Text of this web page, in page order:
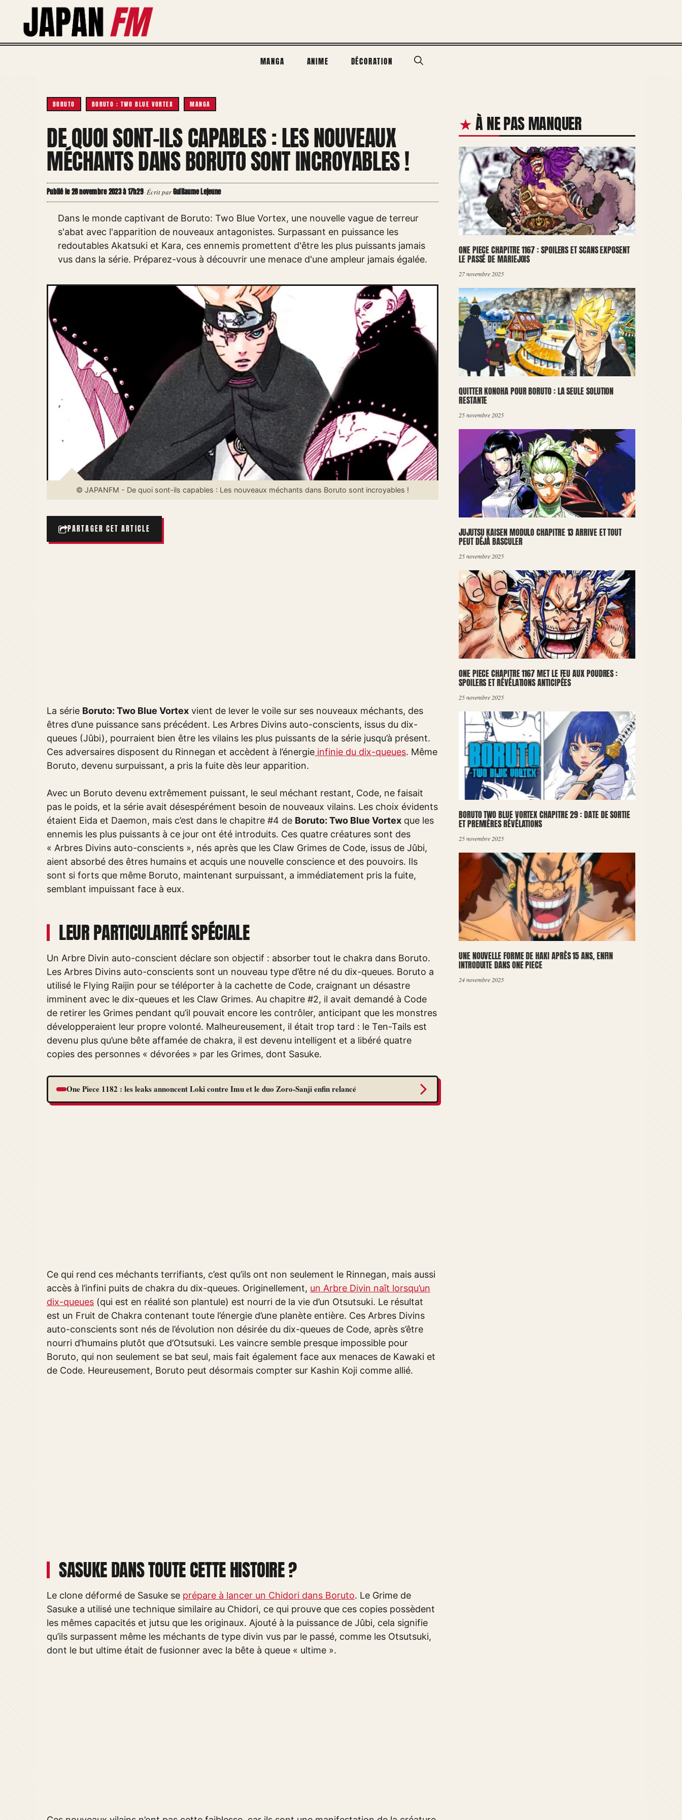
contenu
MANGA ANIME DÉCORATION
BORUTO BORUTO : TWO BLUE VORTEX MANGA
DE QUOI SONT-ILS CAPABLES : LES NOUVEAUX
MÉCHANTS DANS BORUTO SONT INCROYABLES !
Publié le 28 novembre 2023 à 17h29·Écrit parGuillaume Lejeune
Dans le monde captivant de Boruto: Two Blue Vortex, une nouvelle vague de terreur
s'abat avec l'apparition de nouveaux antagonistes. Surpassant en puissance les
redoutables Akatsuki et Kara, ces ennemis promettent d'être les plus puissants jamais
vus dans la série. Préparez-vous à découvrir une menace d'une ampleur jamais égalée.
© JAPANFM - De quoi sont-ils capables : Les nouveaux méchants dans Boruto sont incroyables !
PARTAGER CET ARTICLE
La série Boruto: Two Blue Vortex vient de lever le voile sur ses nouveaux méchants, des
êtres d’une puissance sans précédent. Les Arbres Divins auto-conscients, issus du dix-
queues (Jûbi), pourraient bien être les vilains les plus puissants de la série jusqu’à présent.
Ces adversaires disposent du Rinnegan et accèdent à l’énergie infinie du dix-queues. Même
Boruto, devenu surpuissant, a pris la fuite dès leur apparition.
Avec un Boruto devenu extrêmement puissant, le seul méchant restant, Code, ne faisait
pas le poids, et la série avait désespérément besoin de nouveaux vilains. Les choix évidents
étaient Eida et Daemon, mais c’est dans le chapitre #4 de Boruto: Two Blue Vortex que les
ennemis les plus puissants à ce jour ont été introduits. Ces quatre créatures sont des
« Arbres Divins auto-conscients », nés après que les Claw Grimes de Code, issus de Jûbi,
aient absorbé des êtres humains et acquis une nouvelle conscience et des pouvoirs. Ils
sont si forts que même Boruto, maintenant surpuissant, a immédiatement pris la fuite,
semblant impuissant face à eux.
LEUR PARTICULARITÉ SPÉCIALE
Un Arbre Divin auto-conscient déclare son objectif : absorber tout le chakra dans Boruto.
Les Arbres Divins auto-conscients sont un nouveau type d’être né du dix-queues. Boruto a
utilisé le Flying Raijin pour se téléporter à la cachette de Code, craignant un désastre
imminent avec le dix-queues et les Claw Grimes. Au chapitre #2, il avait demandé à Code
de retirer les Grimes pendant qu’il pouvait encore les contrôler, anticipant que les monstres
développeraient leur propre volonté. Malheureusement, il était trop tard : le Ten-Tails est
devenu plus qu’une bête affamée de chakra, il est devenu intelligent et a libéré quatre
copies des personnes « dévorées » par les Grimes, dont Sasuke.
One Piece 1182 : les leaks annoncent Loki contre Imu et le duo Zoro-Sanji enfin relancé
Ce qui rend ces méchants terrifiants, c’est qu’ils ont non seulement le Rinnegan, mais aussi
accès à l’infini puits de chakra du dix-queues. Originellement, un Arbre Divin naît lorsqu’un
dix-queues (qui est en réalité son plantule) est nourri de la vie d’un Otsutsuki. Le résultat
est un Fruit de Chakra contenant toute l’énergie d’une planète entière. Ces Arbres Divins
auto-conscients sont nés de l’évolution non désirée du dix-queues de Code, après s’être
nourri d’humains plutôt que d’Otsutsuki. Les vaincre semble presque impossible pour
Boruto, qui non seulement se bat seul, mais fait également face aux menaces de Kawaki et
de Code. Heureusement, Boruto peut désormais compter sur Kashin Koji comme allié.
SASUKE DANS TOUTE CETTE HISTOIRE ?
Le clone déformé de Sasuke se prépare à lancer un Chidori dans Boruto. Le Grime de
Sasuke a utilisé une technique similaire au Chidori, ce qui prouve que ces copies possèdent
les mêmes capacités et jutsu que les originaux. Ajouté à la puissance de Jûbi, cela signifie
qu’ils surpassent même les méchants de type divin vus par le passé, comme les Otsutsuki,
dont le but ultime était de fusionner avec la bête à queue « ultime ».
À NE PAS MANQUER
ONE PIECE CHAPITRE 1167 : SPOILERS ET SCANS EXPOSENT
LE PASSÉ DE MARIEJOIS
27 novembre 2025
QUITTER KONOHA POUR BORUTO : LA SEULE SOLUTION
RESTANTE
25 novembre 2025
JUJUTSU KAISEN MODULO CHAPITRE 13 ARRIVE ET TOUT
PEUT DÉJÀ BASCULER
25 novembre 2025
ONE PIECE CHAPITRE 1167 MET LE FEU AUX POUDRES :
SPOILERS ET RÉVÉLATIONS ANTICIPÉES
25 novembre 2025
BORUTO TWO BLUE VORTEX CHAPITRE 29 : DATE DE SORTIE
ET PREMIÈRES RÉVÉLATIONS
25 novembre 2025
UNE NOUVELLE FORME DE HAKI APRÈS 15 ANS, ENFIN
INTRODUITE DANS ONE PIECE
24 novembre 2025